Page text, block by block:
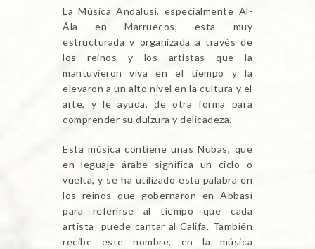
La Música Andalusí, especialmente Al-
Ála en Marruecos, esta muy
estructurada y organizada a través de
los reinos y los artistas que la
mantuvieron viva en el tiempo y la
elevaron a un alto nivel en la cultura y el
arte, y le ayuda, de otra forma para
comprender su dulzura y delicadeza.
Esta música contiene unas Nubas, que
en leguaje árabe significa un ciclo o
vuelta, y se ha utilizado esta palabra en
los reinos que gobernaron en Abbasí
para referirse al tiempo que cada
artista puede cantar al Califa. También
recibe este nombre, en la música